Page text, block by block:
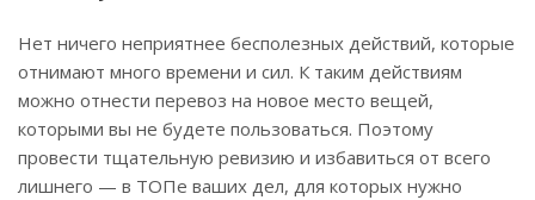
Нет ничего неприятнее бесполезных действий, которые
отнимают много времени и сил. К таким действиям
можно отнести перевоз на новое место вещей,
которыми вы не будете пользоваться. Поэтому
провести тщательную ревизию и избавиться от всего
лишнего — в ТОПе ваших дел, для которых нужно